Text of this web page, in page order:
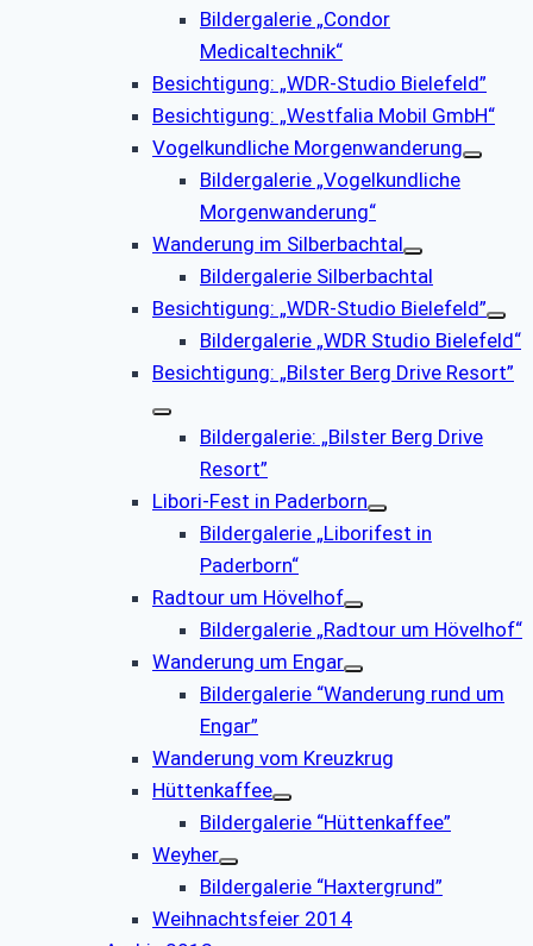
Bildergalerie „Condor
Medicaltechnik“
Besichtigung: „WDR-Studio Bielefeld”
Besichtigung: „Westfalia Mobil GmbH“
Vogelkundliche Morgenwanderung
Bildergalerie „Vogelkundliche
Morgenwanderung“
Wanderung im Silberbachtal
Bildergalerie Silberbachtal
Besichtigung: „WDR-Studio Bielefeld”
Bildergalerie „WDR Studio Bielefeld“
Besichtigung: „Bilster Berg Drive Resort”
Bildergalerie: „Bilster Berg Drive
Resort”
Libori-Fest in Paderborn
Bildergalerie „Liborifest in
Paderborn“
Radtour um Hövelhof
Bildergalerie „Radtour um Hövelhof“
Wanderung um Engar
Bildergalerie “Wanderung rund um
Engar”
Wanderung vom Kreuzkrug
Hüttenkaffee
Bildergalerie “Hüttenkaffee”
Weyher
Bildergalerie “Haxtergrund”
Weihnachtsfeier 2014